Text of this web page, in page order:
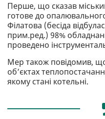
Перше, що сказав
готове до
Філатова (бесіда
прим.ред.) 98%
проведено
Мер також повідомив,
об’єктах
якому стані котельні.